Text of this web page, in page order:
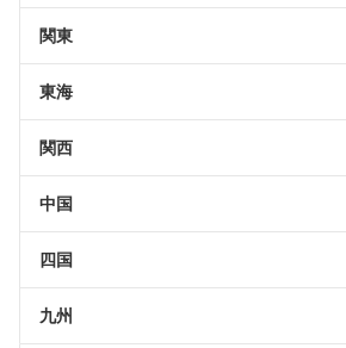
関東
東海
関西
中国
四国
九州